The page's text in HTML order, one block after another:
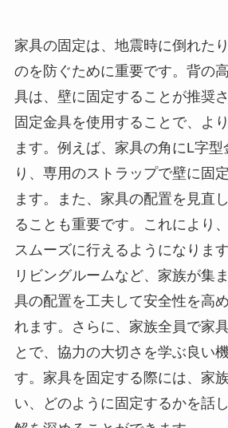
家具の固定は、地震時に倒れた
のを防ぐために重要です。背の
具は、壁に固定することが推奨
固定金具を使用することで、よ
ます。例えば、家具の角にL字
り、専用のストラップで壁に固
ます。また、家具の配置を見直
ることも重要です。これにより
スムーズに行えるようになりま
リビングルームなど、家族が集
具の配置を工夫して安全性を高
れます。さらに、家族全員で家
とで、協力の大切さを学ぶ良い
す。家具を固定する際には、家
い、どのように固定するかを話